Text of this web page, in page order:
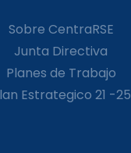
Sobre CentraRSE
Junta Directiva
Planes de Trabajo
Estrategico 21 -25